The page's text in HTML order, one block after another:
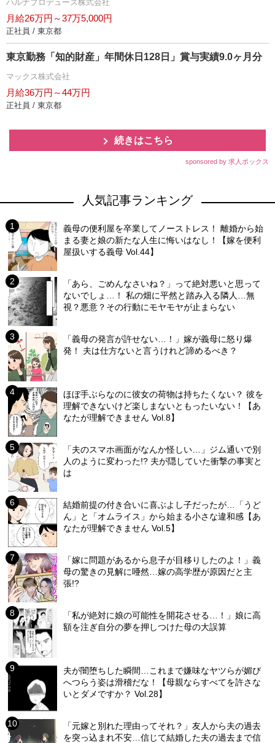
ハルナプロデュース株式会社
月給26万円～37万5,000円
正社員 / 東京都
東京勤務「知的財産」年間休日128日」賞与実績9.0ヶ月分
マックス株式会社
月給36万円～44万円
正社員 / 東京都
続きはこちら
sponsored by 求人ボックス
人気記事ランキング
義母の便利屋を卒業してノーストレス！ 離婚から始
まる妻と娘の新たな人生に悔いはなし！【嫁を便利
屋扱いする義母 Vol.44】
「あら、ごめんなさいね？」って絶対悪いと思って
ないでしょ…！ 私の畑に平然と踏み入る隣人…無
視？悪意？その行動にモヤモヤが止まらない
「義母の発言が許せない…！」嫁が義母に怒り爆
発！ 夫は仕方ないと言うけれど諦めるべき？
ほぼ手ぶらなのに彼女の荷物は持ちたくない？ 彼を
理解できないけど楽しまないともったいない！【あ
なたが理解できません Vol.8】
「夫のスマホ画面がなんか怪しい…」ジム通いで別
人のように変わった!? 夫が隠していた衝撃の事実と
は
結婚前提の付き合いに喜ぶよし子だったが…「うど
ん」と「オムライス」から始まる小さな違和感【あ
なたが理解できません Vol.5】
「嫁に問題があるから息子が目移りしたのよ！」義
母の驚きの見解に唖然…嫁の高学歴が原因だと主
張!?
「私が絶対に娘の可能性を開花させる…！」娘に高
額を注ぎ自分の夢を押しつけた母の大誤算
夫が闇堕ちした瞬間…これまで嫌味なヤツらが媚び
へつらう姿は滑稽だな！【母親ならすべてを許さな
いとダメですか？ Vol.28】
「元嫁と別れた理由ってそれ？」友人から夫の過去
を突っ込まれ不安…信じて結婚した夫の過去まで信